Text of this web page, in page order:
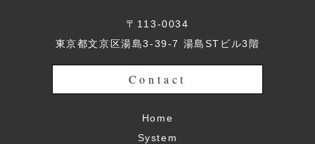
〒113-0034
東京都文京区湯島3-39-7 湯島STビル3階
Contact
Home
System